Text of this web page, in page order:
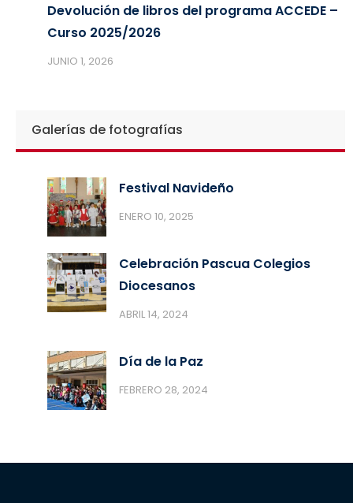
Devolución de libros del programa ACCEDE –
Curso 2025/2026
JUNIO 1, 2026
Galerías de fotografías
Festival Navideño
ENERO 10, 2025
Celebración Pascua Colegios
Diocesanos
ABRIL 14, 2024
Día de la Paz
FEBRERO 28, 2024